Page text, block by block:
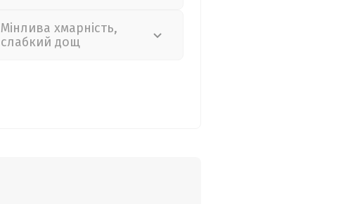
Мінлива хмарність,
слабкий дощ